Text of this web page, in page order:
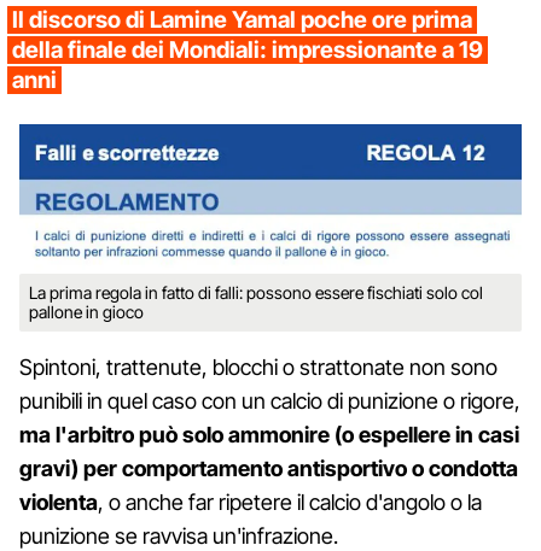
Il discorso di Lamine Yamal poche ore prima
della finale dei Mondiali: impressionante a 19
anni
La prima regola in fatto di falli: possono essere fischiati solo col
pallone in gioco
Spintoni, trattenute, blocchi o strattonate non sono
punibili in quel caso con un calcio di punizione o rigore,
ma l'arbitro può solo ammonire (o espellere in casi
gravi) per comportamento antisportivo o condotta
violenta, o anche far ripetere il calcio d'angolo o la
punizione se ravvisa un'infrazione.